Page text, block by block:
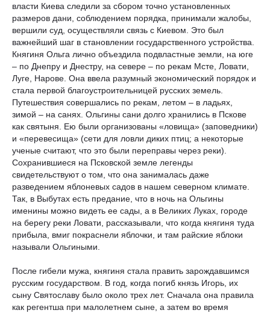
власти Киева следили за сбором точно установленных
размеров дани, соблюдением порядка, принимали жалобы,
вершили суд, осуществляли связь с Киевом. Это был
важнейший шаг в становлении государственного устройства.
Княгиня Ольга лично объездила подвластные земли, на юге
– по Днепру и Днестру, на севере – по рекам Мсте, Ловати,
Луге, Нарове. Она ввела разумный экономический порядок и
стала первой благоустроительницей русских земель.
Путешествия совершались по рекам, летом – в ладьях,
зимой – на санях. Ольгины сани долго хранились в Пскове
как святыня. Ею были организованы «ловища» (заповедники)
и «перевесища» (сети для ловли диких птиц; а некоторые
ученые считают, что это были переправы через реки).
Сохранившиеся на Псковской земле легенды
свидетельствуют о том, что она занималась даже
разведением яблоневых садов в нашем северном климате.
Так, в Выбутах есть предание, что в ночь на Ольгины
именины можно видеть ее сады, а в Великих Луках, городе
на берегу реки Ловати, рассказывали, что когда княгиня туда
прибыла, вмиг покраснели яблочки, и там райские яблоки
называли Ольгиными.
После гибели мужа, княгиня стала править зарождавшимся
русским государством. В год, когда погиб князь Игорь, их
сыну Святославу было около трех лет. Сначала она правила
как регентша при малолетнем сыне, а затем во время